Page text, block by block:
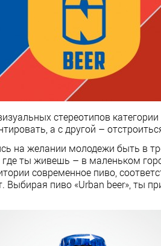
стереотипов
а с другой –
на желании молодежи быть в
где ты живешь – в маленьком
современное пиво,
Выбирая пиво «Urban beer», ты